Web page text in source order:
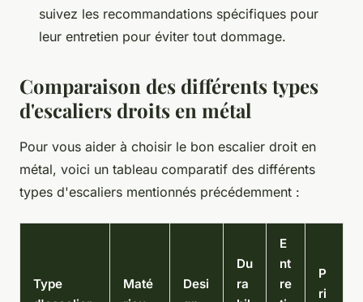
suivez les recommandations spécifiques pour
leur entretien pour éviter tout dommage.
Comparaison des différents types
d'escaliers droits en métal
Pour vous aider à choisir le bon escalier droit en
métal, voici un tableau comparatif des différents
types d'escaliers mentionnés précédemment :
Type
Maté
Desi
Du
ra
E
nt
re
P
ri